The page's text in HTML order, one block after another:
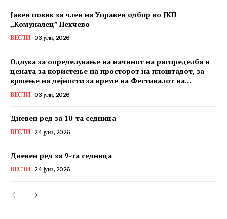
Јавен повик за член на Управен одбор во ЈКП
,,Комуналец” Пехчево
ВЕСТИ 03 јули, 2026
Одлука за определување на начинот на распределба и
цената за користење на просторот на плоштадот, за
вршење на дејности за време на Фестивалот на...
ВЕСТИ 03 јули, 2026
Дневен ред за 10-та седница
ВЕСТИ 24 јуни, 2026
Дневен ред за 9-та седница
ВЕСТИ 24 јуни, 2026